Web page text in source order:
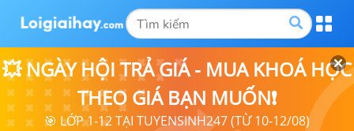
💥 NGÀY HỘI TRẢ GIÁ - MUA KHOÁ HỌC
THEO GIÁ BẠN MUỐN❗
🎯 LỚP 1-12 TẠI TUYENSINH247 (TỪ 10-12/08)